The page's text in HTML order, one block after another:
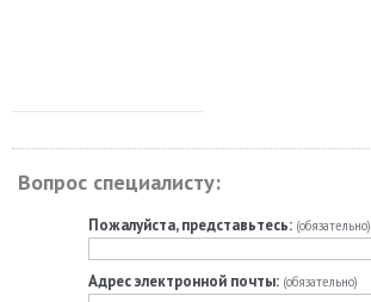
Вопрос специалисту:
Пожалуйста, представьтесь: (обязательно)
Адрес электронной почты: (обязательно)